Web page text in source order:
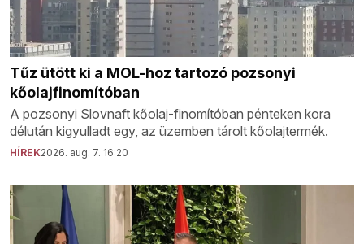
Tűz ütött ki a MOL-hoz tartozó pozsonyi
kőolajfinomítóban
A pozsonyi Slovnaft kőolaj-finomítóban pénteken kora
délután kigyulladt egy, az üzemben tárolt kőolajtermék.
HÍREK2026. aug. 7. 16:20